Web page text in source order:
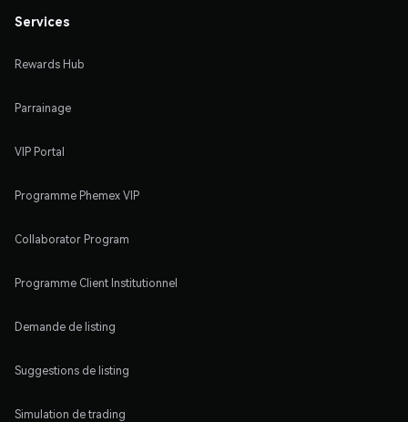
Services
Rewards Hub
Parrainage
VIP Portal
Programme Phemex VIP
Collaborator Program
Programme Client Institutionnel
Demande de listing
Suggestions de listing
Simulation de trading